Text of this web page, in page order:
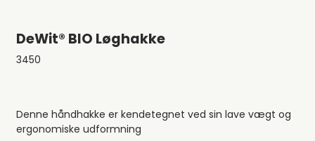
DeWit® BIO Løghakke
3450
Denne håndhakke er kendetegnet ved sin lave vægt og
ergonomiske udformning